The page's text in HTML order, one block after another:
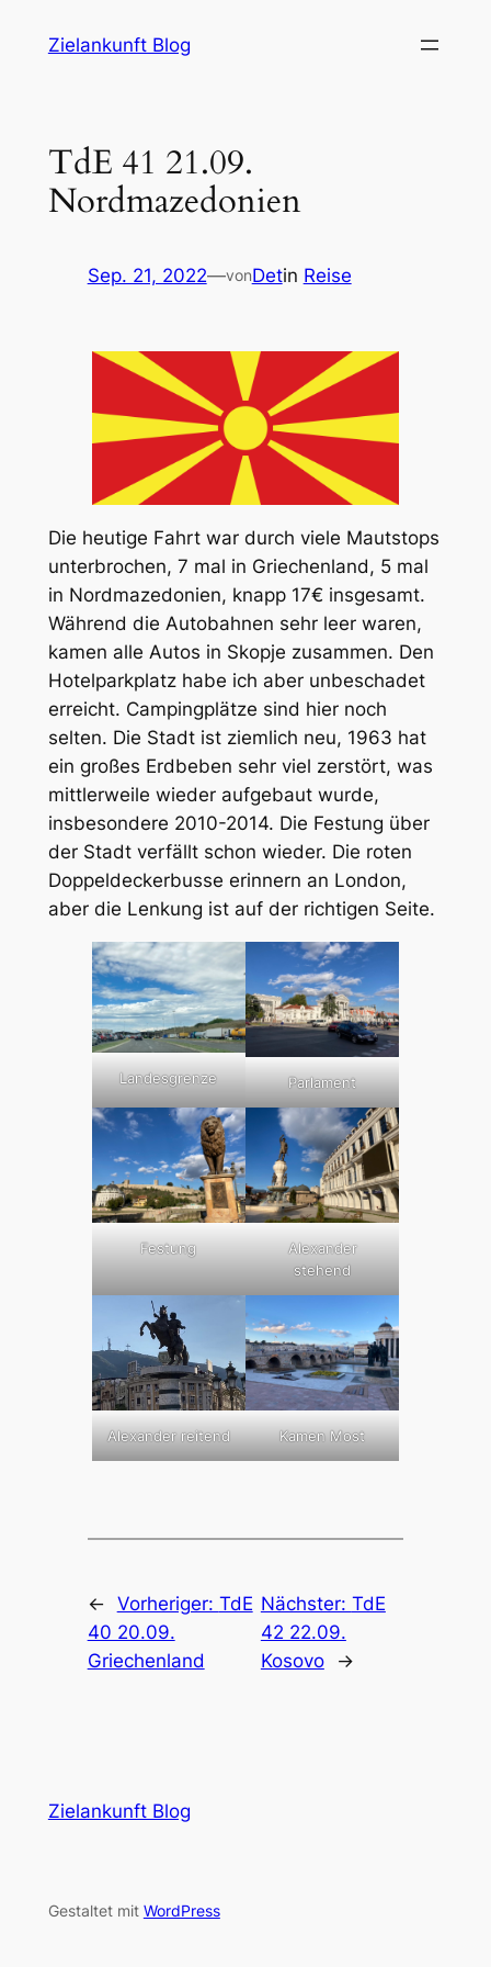
InhaltZielankunft Blog
TdE 41 21.09.
Nordmazedonien
Sep. 21, 2022—vonDetin Reise
Die heutige Fahrt war durch viele Mautstops
unterbrochen, 7 mal in Griechenland, 5 mal
in Nordmazedonien, knapp 17€ insgesamt.
Während die Autobahnen sehr leer waren,
kamen alle Autos in Skopje zusammen. Den
Hotelparkplatz habe ich aber unbeschadet
erreicht. Campingplätze sind hier noch
selten. Die Stadt ist ziemlich neu, 1963 hat
ein großes Erdbeben sehr viel zerstört, was
mittlerweile wieder aufgebaut wurde,
insbesondere 2010-2014. Die Festung über
der Stadt verfällt schon wieder. Die roten
Doppeldeckerbusse erinnern an London,
aber die Lenkung ist auf der richtigen Seite.
Landesgrenze Parlament
Festung
Alexander
stehend
Alexander reitend Kamen Most
← Vorheriger: TdE
40 20.09.
Griechenland
Nächster: TdE
42 22.09.
Kosovo
→
Zielankunft Blog
Gestaltet mit WordPress